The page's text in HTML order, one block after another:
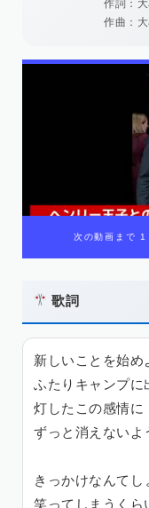
作詞：
作曲：
歌詞
新しいことを始め
ふたりキャンプに
灯したこの感情
ずっと消えないよ
きっかけなんてし